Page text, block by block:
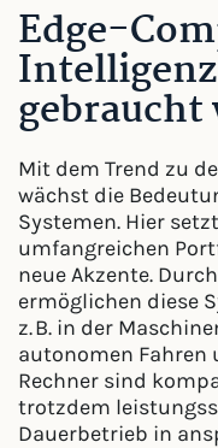
Edge-
Mit dem Trend zu
wächst die
Systemen. Hier
umfangreichen
neue Akzente.
ermöglichen diese
z. B. in der
autonomen Fahren
Rechner sind
trotzdem
Dauerbetrieb in